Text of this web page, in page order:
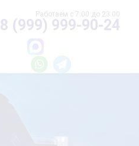
8 (999) 999-90-24